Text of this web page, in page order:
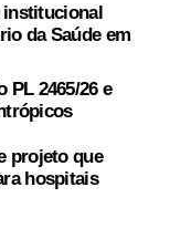
institucional
da Saúde em
PL 2465/26 e
projeto que
hospitais